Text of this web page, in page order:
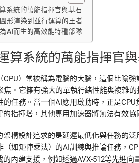
系統的萬能指揮官與基石
形渲染到並行運算的王者
AI而生的高效能特種部隊
算系統的萬能指揮官
CPU）常被稱為電腦的大腦，這個比喻
焦。它擁有強大的單執行緒性能與複雜
的任務。當一個AI應用啟動時，正是
的指揮塔，其他專用加速器將無法有效協
架構設計追求的是延遲最低化與任務的
（如矩陣乘法）的AI訓練與推論任務，
的內建支援，例如透過AVX-512等先進